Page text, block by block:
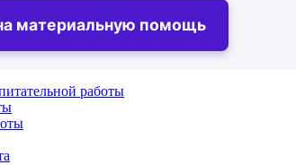
материальную помощь
работы